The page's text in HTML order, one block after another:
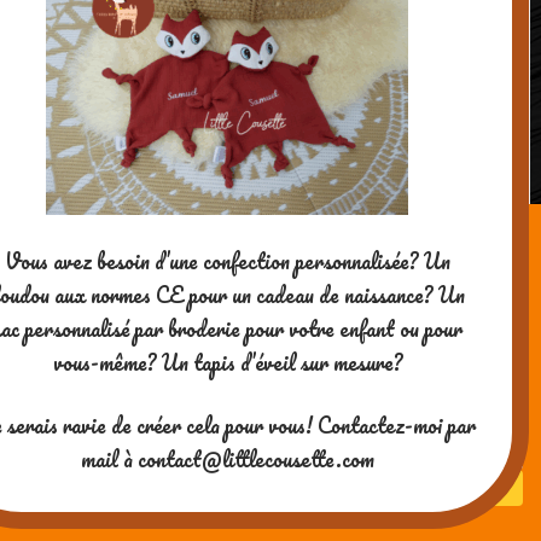
Un jeu de pêche à la ligne: nouvelle
version
Powered by WordPress| theme SG Window
Vous avez besoin d’une confection personnalisée? Un
aux normes CE pour un cadeau de naissance? Un
personnalisé par broderie pour votre enfant ou pour
vous-même? Un tapis d’éveil sur mesure?
ravie de créer cela pour vous! Contactez-moi par
mail à contact@littlecousette.com
Merci pour votre visite ! Si vous
aimez mes contenus, vous
pouvez me soutenir en me